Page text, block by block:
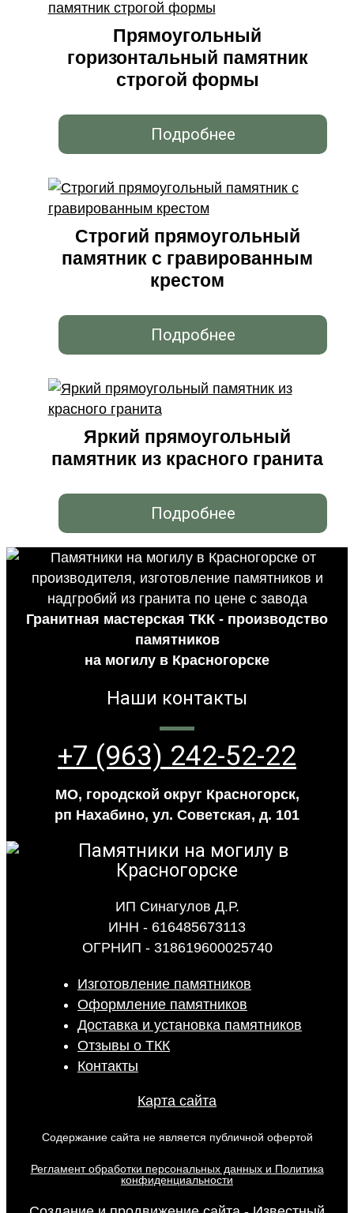
Прямоугольный
горизонтальный памятник
строгой формы
Подробнее
Строгий прямоугольный
памятник с гравированным
крестом
Подробнее
Яркий прямоугольный
памятник из красного гранита
Подробнее
Гранитная мастерская ТКК - производство
памятников
на могилу в Красногорске
Наши контакты
+7 (963) 242-52-22
МО, городской округ Красногорск,
рп Нахабино, ул. Советская, д. 101
ИП Синагулов Д.Р.
ИНН - 616485673113
ОГРНИП - 318619600025740
Изготовление памятников
Оформление памятников
Доставка и установка памятников
Отзывы о ТКК
Контакты
Карта сайта
Содержание сайта не является публичной офертой
Регламент обработки персональных данных и Политика
конфиденциальности